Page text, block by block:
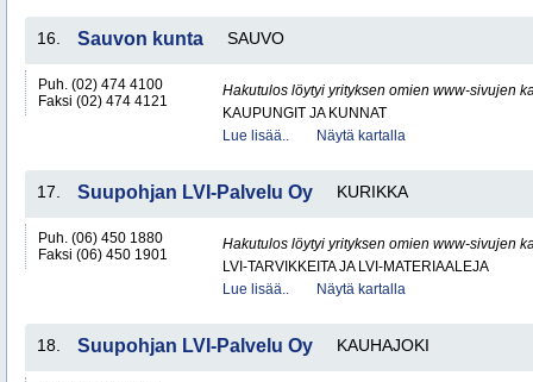
16. Sauvon kunta SAUVO
Puh. (02) 474 4100
Faksi (02) 474 4121
Hakutulos löytyi yrityksen omien www-sivujen
KAUPUNGIT JA KUNNAT
Lue lisää..
Näytä kartalla
17. Suupohjan LVI-Palvelu Oy KURIKKA
Puh. (06) 450 1880
Faksi (06) 450 1901
Hakutulos löytyi yrityksen omien www-sivujen
LVI-TARVIKKEITA JA LVI-MATERIAALEJA
Lue lisää..
Näytä kartalla
18. Suupohjan LVI-Palvelu Oy KAUHAJOKI